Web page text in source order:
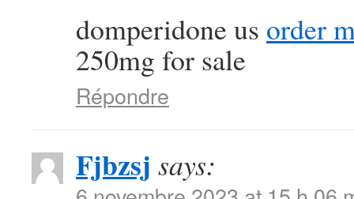
domperidone us order
250mg for sale
Répondre
Fjbzsj says: